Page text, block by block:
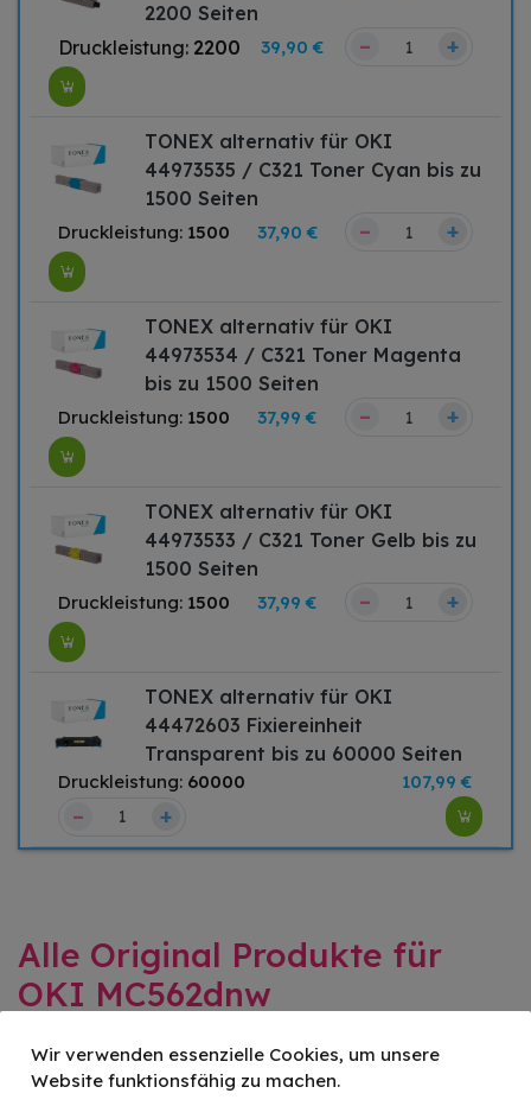
2200 Seiten
Druckleistung: 2200 39,90 € – +
TONEX alternativ für OKI
44973535 / C321 Toner Cyan bis zu
1500 Seiten
Druckleistung: 1500 37,90 € – +
TONEX alternativ für OKI
44973534 / C321 Toner Magenta
bis zu 1500 Seiten
Druckleistung: 1500 37,99 € – +
TONEX alternativ für OKI
44973533 / C321 Toner Gelb bis zu
1500 Seiten
Druckleistung: 1500 37,99 € – +
TONEX alternativ für OKI
44472603 Fixiereinheit
Transparent bis zu 60000 Seiten
Druckleistung: 60000 107,99 €
– +
Alle Original Produkte für
OKI MC562dnw
Original OKI - / 44469803 Toner
Wir verwenden essenzielle Cookies, um unsere
Website funktionsfähig zu machen.